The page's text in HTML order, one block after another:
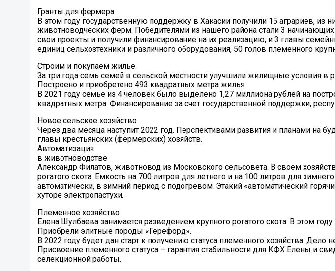
Гранты для фермера
В этом году государственную поддержку в Хакасии получили 15 аграриев, из
животноводческих ферм. Победителями из нашего района стали 3
свои проекты и получили финансирование на их реализацию, и 3 главы
единиц сельхозтехники и различного оборудования, 50 голов племенного
Строим и покупаем жилье
За три года семь семей в сельской местности улучшили жилищные условия в
Построено и приобретено 493 квадратных метра жилья.
В 2021 году семье из 4 человек было выделено 1,27 миллиона рублей на
квадратных метра. Финансирование за счет государственной поддержки,
Новое сельское хозяйство
Через два месяца наступит 2022 год. Перспективами развития и планами на
главы крестьянских (фермерских) хозяйств.
Автоматизация
в животноводстве
Александр Филатов, животновод из Московского сельсовета. В своем
рогатого скота. Емкость на 700 литров для летнего и на 100 литров для
автоматически, в зимний период с подогревом. Этакий «автоматический
хуторе электропастухи.
Племенное хозяйство
Елена Шулбаева занимается разведением крупного рогатого скота. В этом
Приобрели элитные породы «Герефорд».
В 2022 году будет дан старт к получению статуса племенного хозяйства. Дело
Присвоение племенного статуса – гарантия стабильности для КФХ Елены и
селекционной работы.